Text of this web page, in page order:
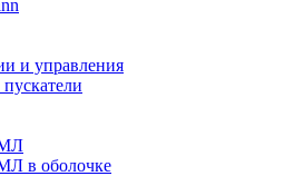
и управления
в оболочке